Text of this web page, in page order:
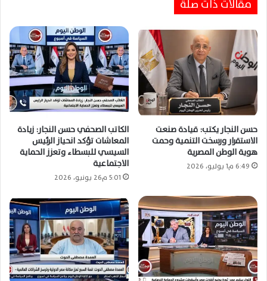
خبير سياسي: مصر تقود جهود التهدئة لحماية
أمن المنطقة واحتواء التصعيد الإقليمي
المتصاعد
مقالات ذات صلة
حسن النجار يكتب: قيادة صنعت
الاستقرار ورسخت التنمية وحمت
هوية الوطن المصرية
6:49 م1 يوليو، 2026
الكاتب الصحفي حسن النجار: زيادة
المعاشات تؤكد انحياز الرئيس
السيسي للبسطاء وتعزز الحماية
الاجتماعية
5:01 م26 يونيو، 2026